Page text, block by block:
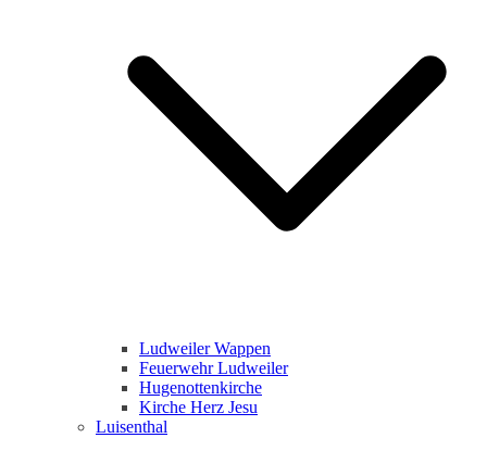
Ludweiler Wappen
Feuerwehr Ludweiler
Hugenottenkirche
Kirche Herz Jesu
Luisenthal